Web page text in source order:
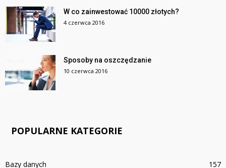
W co zainwestować 10000 złotych?
4 czerwca 2016
Sposoby na oszczędzanie
10 czerwca 2016
POPULARNE KATEGORIE
Bazy danych
157